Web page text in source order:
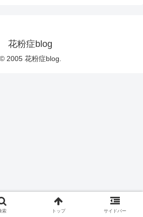
花粉症blog
© 2005 花粉症blog.
索 トップ サイドバー